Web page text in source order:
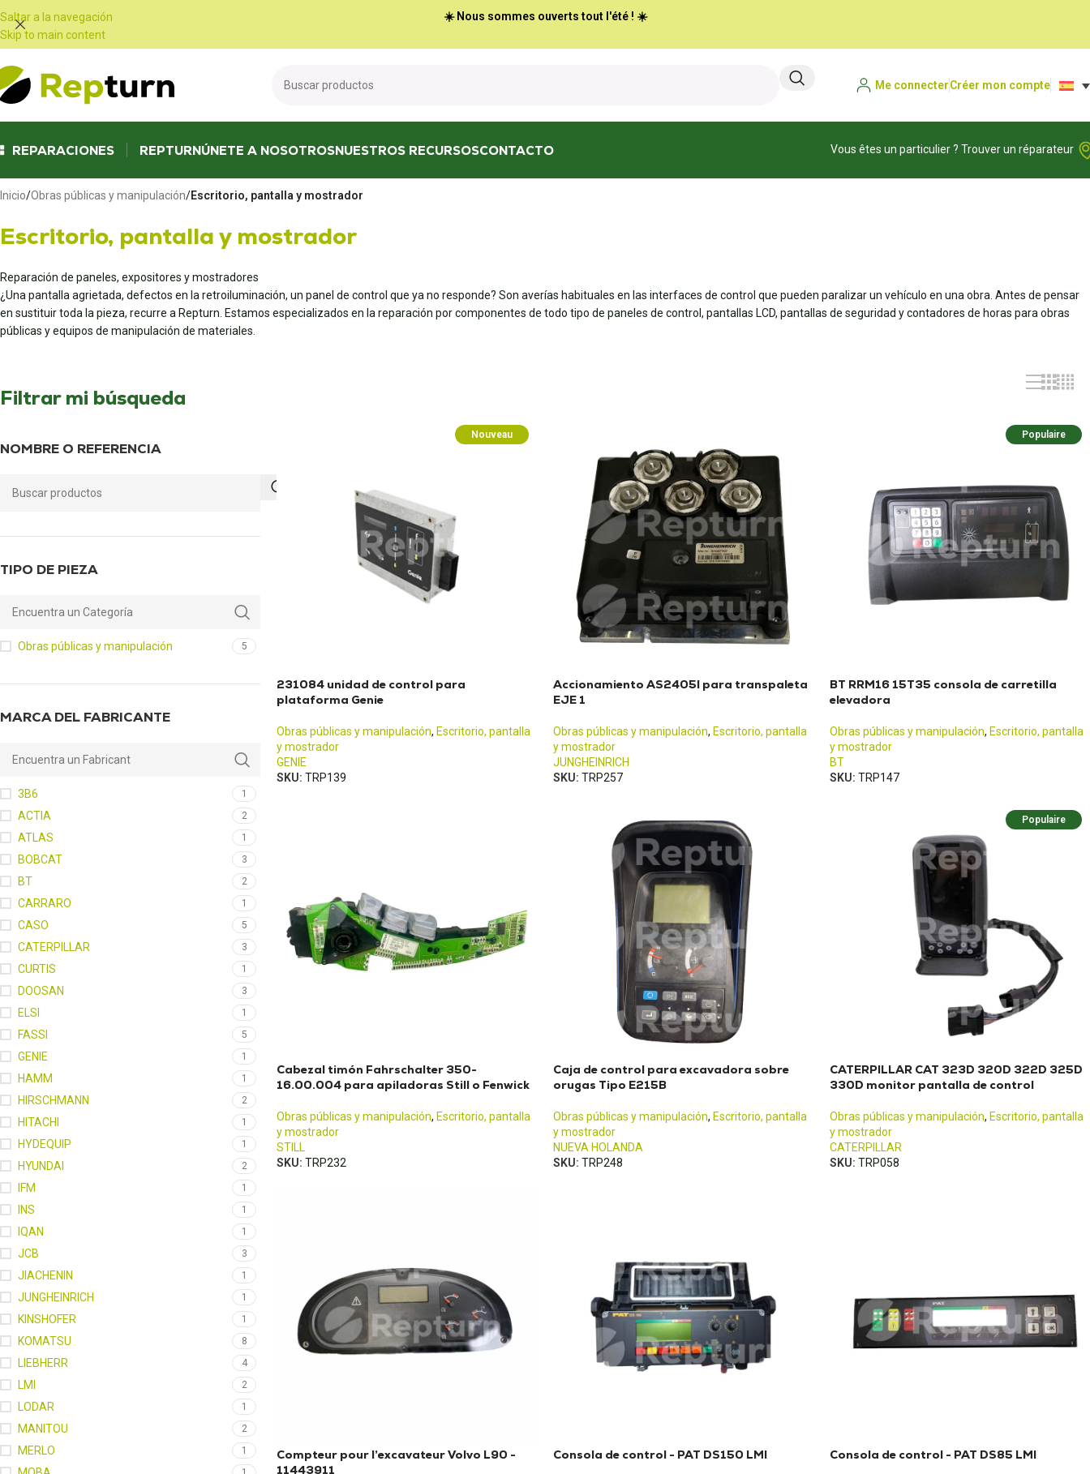
Saltar a la navegación
Skip to main content
☀️ Nous sommes ouverts tout l'été ! ☀️
Me connecterCréer mon compte
REPARACIONES REPTURNÚNETE A NOSOTROSNUESTROS RECURSOSCONTACTO Vous êtes un particulier ? Trouver un réparateur
Inicio/Obras públicas y manipulación/Escritorio, pantalla y mostrador
Escritorio, pantalla y mostrador
Reparación de paneles, expositores y mostradores
¿Una pantalla agrietada, defectos en la retroiluminación, un panel de control que ya no responde? Son averías habituales en las interfaces de control que pueden paralizar un vehículo en una obra. Antes de pensar
en sustituir toda la pieza, recurre a Repturn. Estamos especializados en la reparación por componentes de todo tipo de paneles de control, pantallas LCD, pantallas de seguridad y contadores de horas para obras
públicas y equipos de manipulación de materiales.
Filtrar mi búsqueda
NOMBRE O REFERENCIA
TIPO DE PIEZA
Obras públicas y manipulación 5
MARCA DEL FABRICANTE
3B6 1
ACTIA 2
ATLAS 1
BOBCAT 3
BT 2
CARRARO 1
CASO 5
CATERPILLAR 3
CURTIS 1
DOOSAN 3
ELSI 1
FASSI 5
GENIE 1
HAMM 1
HIRSCHMANN 2
HITACHI 1
HYDEQUIP 1
HYUNDAI 2
IFM 1
INS 1
IQAN 1
JCB 3
JIACHENIN 1
JUNGHEINRICH 1
KINSHOFER 1
KOMATSU 8
LIEBHERR 4
LMI 2
LODAR 1
MANITOU 2
MERLO 1
Nouveau
231084 unidad de control para
plataforma Genie
Obras públicas y manipulación, Escritorio, pantalla
y mostrador
GENIE
SKU: TRP139
Accionamiento AS2405I para transpaleta
EJE 1
Obras públicas y manipulación, Escritorio, pantalla
y mostrador
JUNGHEINRICH
SKU: TRP257
Populaire
BT RRM16 15T35 consola de carretilla
elevadora
Obras públicas y manipulación, Escritorio, pantalla
y mostrador
BT
SKU: TRP147
Cabezal timón Fahrschalter 350-
16.00.004 para apiladoras Still o Fenwick
Obras públicas y manipulación, Escritorio, pantalla
y mostrador
STILL
SKU: TRP232
Caja de control para excavadora sobre
orugas Tipo E215B
Obras públicas y manipulación, Escritorio, pantalla
y mostrador
NUEVA HOLANDA
SKU: TRP248
Populaire
CATERPILLAR CAT 323D 320D 322D 325D
330D monitor pantalla de control
Obras públicas y manipulación, Escritorio, pantalla
y mostrador
CATERPILLAR
SKU: TRP058
Compteur pour l’excavateur Volvo L90 -
11443911
Consola de control - PAT DS150 LMI Consola de control - PAT DS85 LMI